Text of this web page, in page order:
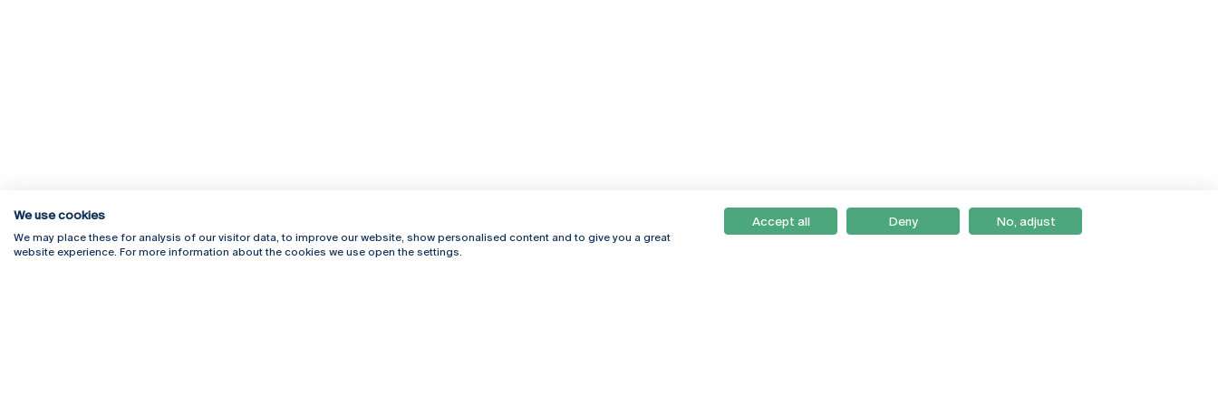
Rua Diogo Botelho 1327
4169-005 Porto
Campus Online
Webmail
© 2026
Braga
We use cookies
We may place these for analysis of our visitor data, to improve our website, show personalised content and to give you a great
website experience. For more information about the cookies we use open the settings.
Accept all Deny No, adjust